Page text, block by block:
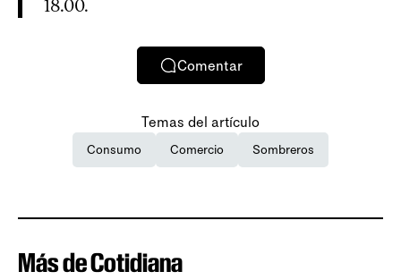
18.00.
Comentar
Temas del artículo
Consumo Comercio Sombreros
Más de Cotidiana